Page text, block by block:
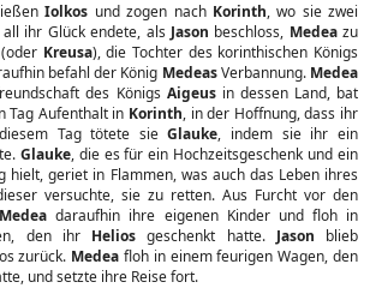
Iolkos und zogen nach Korinth, wo sie zwei
ihr Glück endete, als Jason beschloss, Medeazu
(oder Kreusa), die Tochter des korinthischen Königs
befahl der König MedeasVerbannung. Medea
des Königs Aigeusin dessen Land, bat
Tag Aufenthalt in Korinth, in der Hoffnung, dass ihr
Tag tötete sieGlauke, indem sie ihr ein
Glauke, die es für ein Hochzeitsgeschenk und ein
hielt, geriet in Flammen, was auch das Leben ihres
versuchte, sie zu retten. Aus Furcht vor den
Medea daraufhin ihre eigenen Kinder und floh in
den ihr Helios geschenkt hatte. Jason blieb
zurück. Medea floh in einem feurigen Wagen, den
und setzte ihre Reise fort.